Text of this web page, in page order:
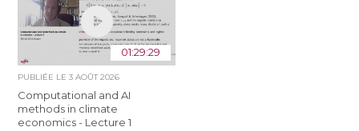
01:29:29
PUBLIÉE LE3 AOÛT 2026
Computational and AI
methods in climate
economics - Lecture 1